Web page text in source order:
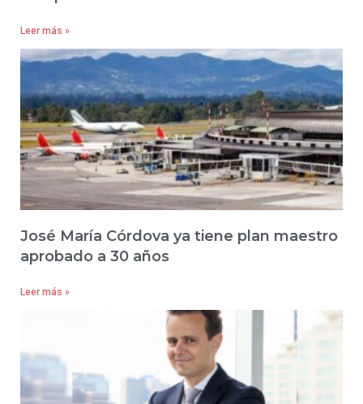
Leer más »
José María Córdova ya tiene plan maestro
aprobado a 30 años
Leer más »